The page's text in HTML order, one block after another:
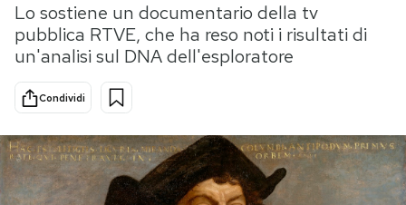
Tecnologia
Internet
Scienza
Cultura
Economia
Sport
Storie/Idee
Ok Boomer!
Media
Mondiali calcio 2026
Lo sostiene un documentario della tv
pubblica RTVE, che ha reso noti i risultati di
un'analisi sul DNA dell'esploratore
Condividi